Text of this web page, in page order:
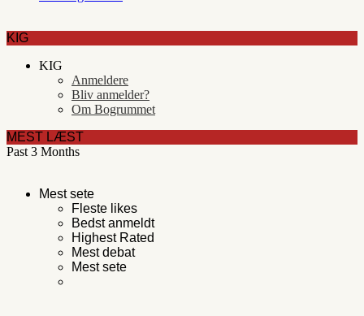
KIG
KIG
Anmeldere
Bliv anmelder?
Om Bogrummet
MEST LÆST
Past 3 Months
Mest sete
Fleste likes
Bedst anmeldt
Highest Rated
Mest debat
Mest sete